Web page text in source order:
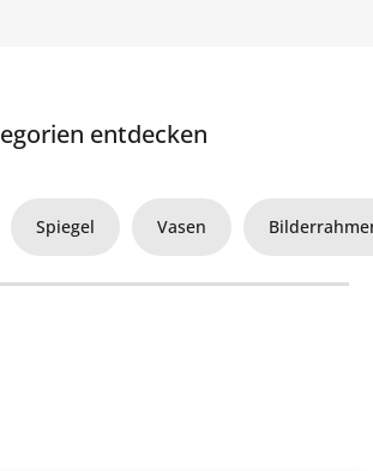
entdecken
Spiegel Vasen